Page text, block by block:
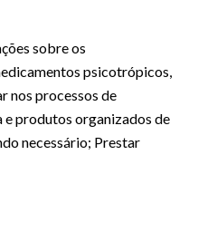
sobre os
psicotrópicos,
nos processos de
e produtos organizados de
necessário; Prestar